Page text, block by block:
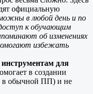
официальную
в любой день и по
к обучающим
об изменениях
избежать
инструментам для
в создании
в обычной ПП) и не